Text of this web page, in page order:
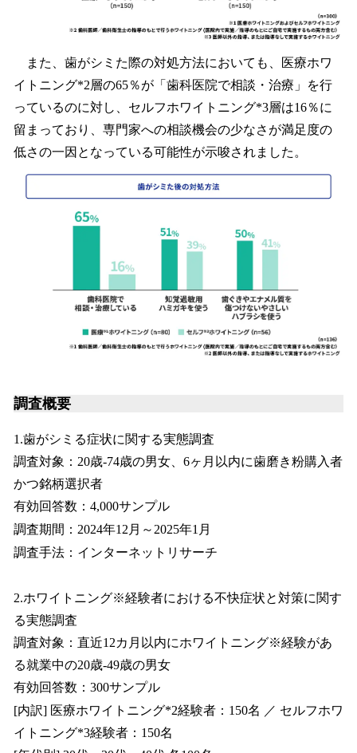
また、歯がシミた際の対処方法においても、医療ホワ
イトニング*2層の65％が「歯科医院で相談・治療」を行
っているのに対し、セルフホワイトニング*3層は16％に
留まっており、専門家への相談機会の少なさが満足度の
低さの一因となっている可能性が示唆されました。
調査概要
1.歯がシミる症状に関する実態調査
調査対象：20歳‐74歳の男女、6ヶ月以内に歯磨き粉購入者
かつ銘柄選択者
有効回答数：4,000サンプル
調査期間：2024年12月～2025年1月
調査手法：インターネットリサーチ
2.ホワイトニング※経験者における不快症状と対策に関す
る実態調査
調査対象：直近12カ月以内にホワイトニング※経験があ
る就業中の20歳-49歳の男女
有効回答数：300サンプル
[内訳] 医療ホワイトニング*2経験者：150名 ／ セルフホワ
イトニング*3経験者：150名